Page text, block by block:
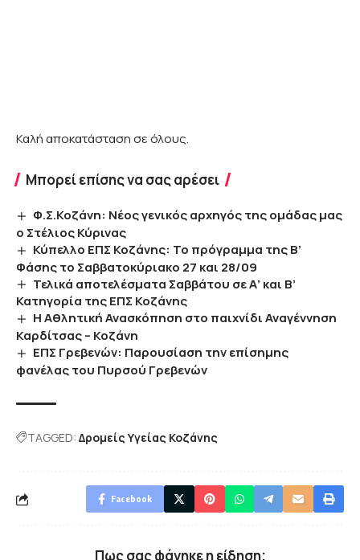
Καλή αποκατάσταση σε όλους.
Μπορεί επίσης να σας αρέσει
Φ.Σ.Κοζάνη: Νέος γενικός αρχηγός της ομάδας μας
ο Στέλιος Κύρινας
Κύπελλο ΕΠΣ Κοζάνης: Το πρόγραμμα της Β’
Φάσης το Σαββατοκύριακο 27 και 28/09
Τελικά αποτελέσματα Σαββάτου σε Α’ και Β’
Κατηγορία της ΕΠΣ Κοζάνης
Η Αθλητική Ανασκόπηση στο παιχνίδι Αναγέννηση
Καρδίτσας – Κοζάνη
ΕΠΣ Γρεβενών: Παρουσίαση την επίσημης
φανέλας του Πυρσού Γρεβενών
TAGGED: Δρομείς Υγείας Κοζάνης
Facebook
Πως σας φάνηκε η είδηση;